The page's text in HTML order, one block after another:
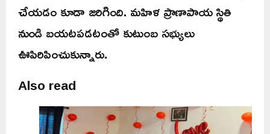
చేయడం కూడా జరిగింది. మహిళ ప్రాణాపాయ స్థితి
నుండి బయటపడటంతో కుటుంబ సభ్యులు
ఊపిరిపించుకున్నారు.
Also read